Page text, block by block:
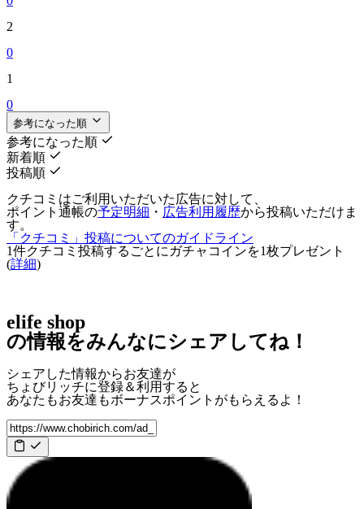
2
0
1
0
参考になった順
参考になった順
新着順
投稿順
クチコミはご利用いただいた広告に対して、
ポイント通帳の予定明細 ・ 広告利用履歴から投稿いただけま
す。
「クチコミ」投稿についてのガイドライン
1件クチコミ投稿するごとに ガチャコインを1枚プレゼント
(詳細)
elife shop
の情報をみんなにシェアしてね！
シェアした情報からお友達が
ちょびリッチに登録＆利用すると
あなたもお友達もボーナスポイント がもらえるよ！